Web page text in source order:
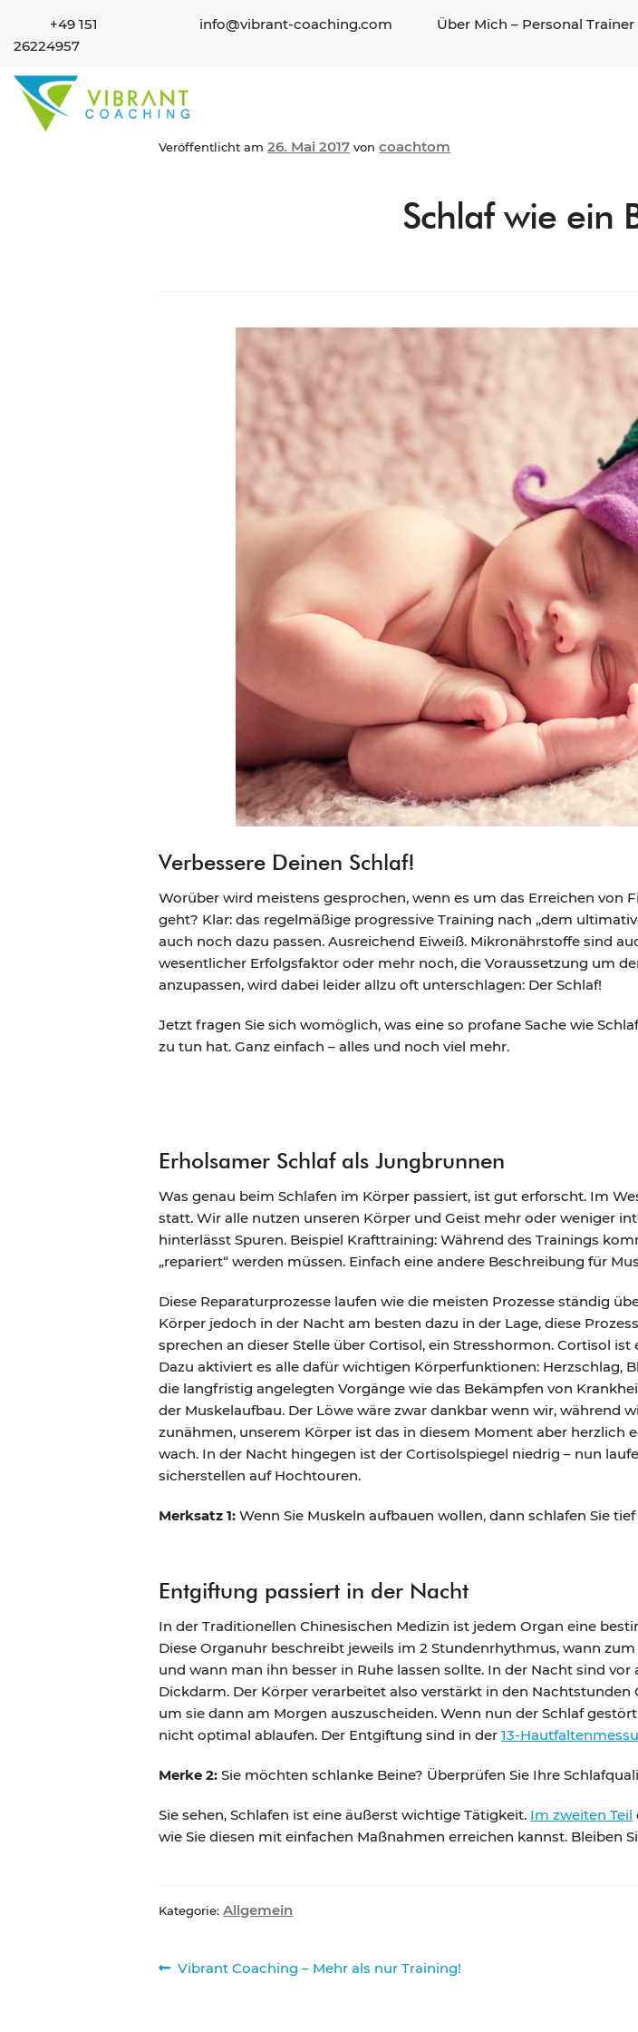
info@vibrant-coaching.com
+49 151
26224957
Über Mich – Personal
Veröffentlicht am26. Mai 2017 voncoachtom
Schlaf wie ein
Verbessere Deinen Schlaf!
Worüber wird meistens gesprochen, wenn es um das Erreichen von
geht? Klar: das regelmäßige progressive Training nach „dem
auch noch dazu passen. Ausreichend Eiweiß. Mikronährstoffe sind
wesentlicher Erfolgsfaktor oder mehr noch, die Voraussetzung um
anzupassen, wird dabei leider allzu oft unterschlagen: Der Schlaf!
Jetzt fragen Sie sich womöglich, was eine so profane Sache wie
zu tun hat. Ganz einfach – alles und noch viel mehr.
Erholsamer Schlaf als Jungbrunnen
Was genau beim Schlafen im Körper passiert, ist gut erforscht. Im
statt. Wir alle nutzen unseren Körper und Geist mehr oder weniger
hinterlässt Spuren. Beispiel Krafttraining: Während des Trainings
„repariert“ werden müssen. Einfach eine andere Beschreibung für
Diese Reparaturprozesse laufen wie die meisten Prozesse ständig
Körper jedoch in der Nacht am besten dazu in der Lage, diese
sprechen an dieser Stelle über Cortisol, ein Stresshormon. Cortisol
Dazu aktiviert es alle dafür wichtigen Körperfunktionen: Herzschlag,
die langfristig angelegten Vorgänge wie das Bekämpfen von
der Muskelaufbau. Der Löwe wäre zwar dankbar wenn wir, während
zunähmen, unserem Körper ist das in diesem Moment aber herzlich
wach. In der Nacht hingegen ist der Cortisolspiegel niedrig – nun
sicherstellen auf Hochtouren.
Merksatz 1: Wenn Sie Muskeln aufbauen wollen, dann schlafen Sie
Entgiftung passiert in der Nacht
In der Traditionellen Chinesischen Medizin ist jedem Organ eine
Diese Organuhr beschreibt jeweils im 2 Stundenrhythmus, wann
und wann man ihn besser in Ruhe lassen sollte. In der Nacht sind
Dickdarm. Der Körper verarbeitet also verstärkt in den
um sie dann am Morgen auszuscheiden. Wenn nun der Schlaf
nicht optimal ablaufen. Der Entgiftung sind in der13-
Merke 2: Sie möchten schlanke Beine? Überprüfen Sie Ihre
Sie sehen, Schlafen ist eine äußerst wichtige Tätigkeit. Im zweiten Teil
wie Sie diesen mit einfachen Maßnahmen erreichen kannst. Bleiben
Kategorie:Allgemein
Beitragsnavigation
Vorheriger
Vibrant Coaching – Mehr als nur Training!